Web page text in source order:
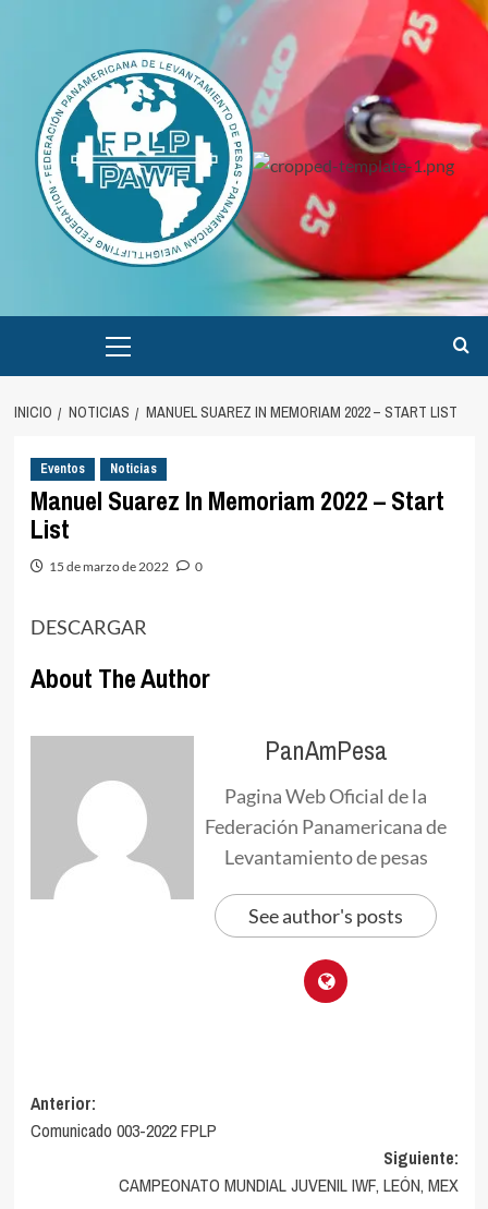
principal
INICIO NOTICIAS MANUEL SUAREZ IN MEMORIAM 2022 – START LIST
Eventos Noticias
Manuel Suarez In Memoriam 2022 – Start
List
15 de marzo de 2022 0
DESCARGAR
About The Author
PanAmPesa
Pagina Web Oficial de la
Federación Panamericana de
Levantamiento de pesas
See author's posts
Navegación
de
entradas
Anterior:
Comunicado 003-2022 FPLP
Siguiente:
CAMPEONATO MUNDIAL JUVENIL IWF, LEÓN, MEX